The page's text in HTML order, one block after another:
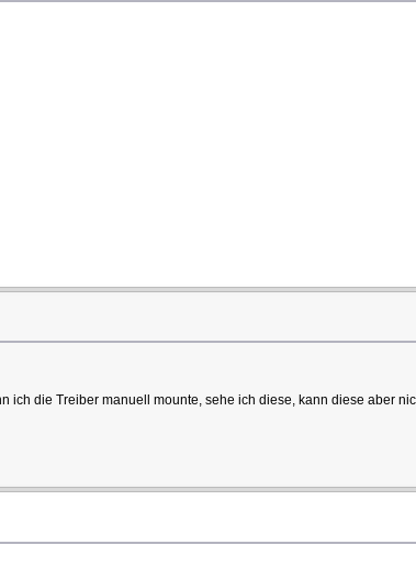
die Treiber manuell mounte, sehe ich diese, kann diese aber